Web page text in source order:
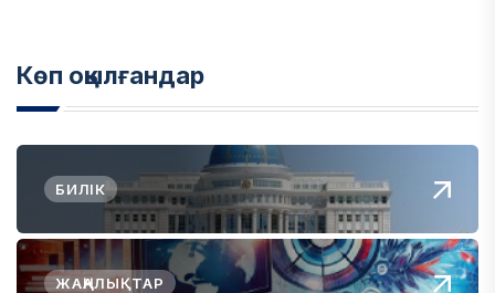
Көп оқылғандар
БИЛІК
ЖАҢАЛЫҚТАР